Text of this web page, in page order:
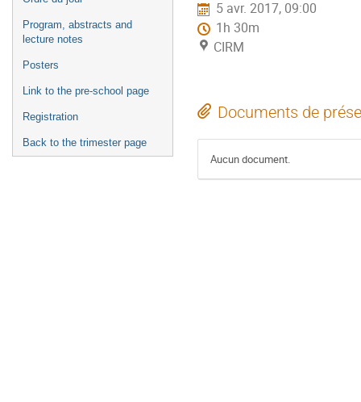
Program, abstracts and
lecture notes
Posters
Link to the pre-school page
Registration
Back to the trimester page
5 avr. 2017, 09:00
1h 30m
CIRM
Documents de
Aucun document.